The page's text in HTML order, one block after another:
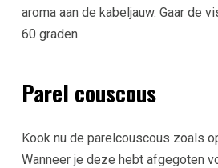
aroma aan de kabeljauw. Gaar de
60 graden.
Parel couscous
Kook nu de parelcouscous zoals
Wanneer je deze hebt afgegoten